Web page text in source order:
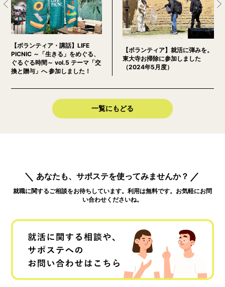
【ボランティア・講話】LIFE
PICNIC ～「生きる」をめぐる、
ぐるぐる時間～ vol.5 テーマ「交
換と贈与」へ 参加しました！
【ボランティア】就活に弾みを。
東大寺お掃除に参加しました
（2024年5月度）
一覧にもどる
あなたも、サポステを使ってみませんか？
就職に関するご相談をお待ちしています。利用は無料です。お気軽にお問
い合わせくださいね。